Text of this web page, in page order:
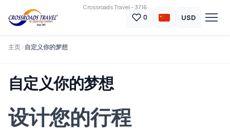
Crossroads Travel - 3716
0 USD
主页 自定义你的梦想
自定义你的梦想
设计您的行程